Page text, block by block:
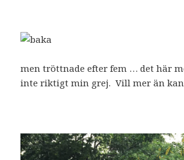
men tröttnade efter fem … det här
inte riktigt min grej. Vill mer än